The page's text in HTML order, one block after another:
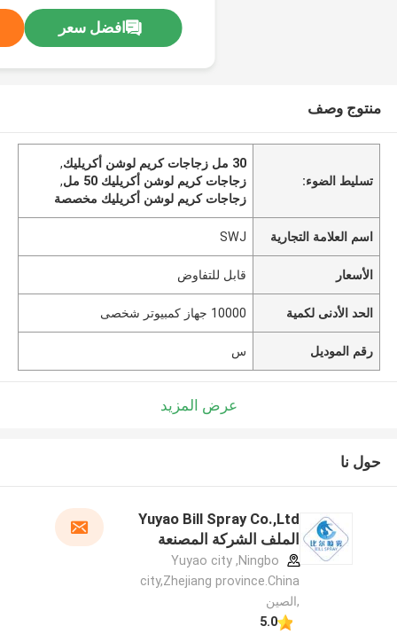
افضل سعر
منتوج وصف
تسليط الضوء:
30 مل زجاجات كريم لوشن أكريليك
,
زجاجات كريم لوشن أكريليك 50 مل
,
زجاجات كريم لوشن أكريليك مخصصة
اسم العلامة التجارية SWJ
الأسعار قابل للتفاوض
الحد الأدنى لكمية 10000 جهاز كمبيوتر شخصى
رقم الموديل س
عرض المزيد
حول نا
Yuyao Bill Spray Co.,Ltd
الملف الشركة المصنعة
Yuyao city ,Ningbo
city,Zhejiang province.China
,الصين
5.0